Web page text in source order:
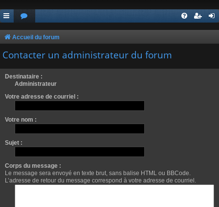
Accueil du forum
Contacter un administrateur du forum
Destinataire :
Administrateur
Votre adresse de courriel :
Votre nom :
Sujet :
Corps du message :
Le message sera envoyé en texte brut, sans balise HTML ou BBCode.
L’adresse de retour du message correspond à votre adresse de courriel.